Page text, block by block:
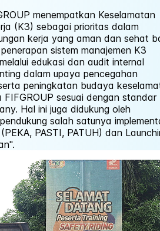
menempatkan Keselamatan
(K3) sebagai prioritas dalam
kerja yang aman dan sehat
sistem manajemen K3
edukasi dan audit internal
dalam upaya pencegahan
peningkatan budaya
FIFGROUP sesuai dengan standar
Hal ini juga didukung oleh
salah satunya
PASTI, PATUH) dan